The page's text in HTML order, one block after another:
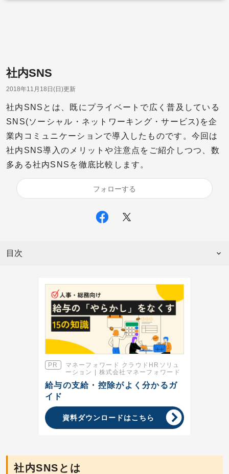
社内SNS
2018年11月18日(日)更新
社内SNSとは、既にプライベートで広く普及している
SNS(ソーシャル・ネットワーキング・サービス)を企
業内コミュニケーションで導入したものです。今回は
社内SNS導入のメリットや注意点をご紹介しつつ、数
多ある社内SNSを徹底比較します。
フォローする
目次
マネーフォワード クラウドHRソリュ
ーション | 株式会社マネーフォワード
給与の支給・控除がよく分かるガ
イド
資料ダウンロードはこちら
社内SNSとは